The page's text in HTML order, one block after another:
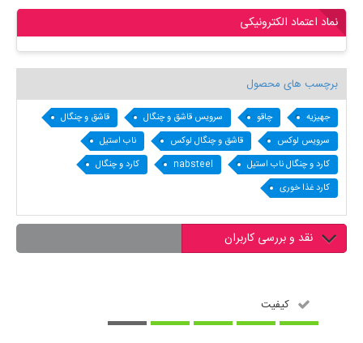
نماد اعتماد الکترونیکی
برچسب های محصول
جهیزیه چاقو سرویس قاشق و چنگال
قاشق و چنگال
سرویس لوکس
قاشق و چنگال لوکس
ناب استیل
کارد و چنگال ناب استیل
nabsteel
کارد و چنگال
کارد غذا خوری
نقد و بررسی کاربران
کیفیت